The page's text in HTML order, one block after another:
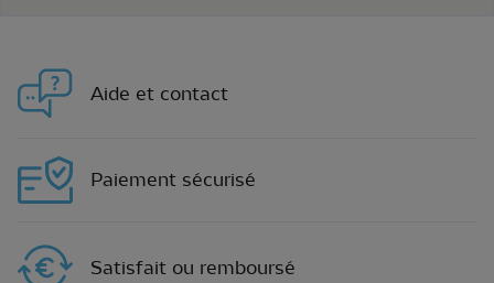
Aide et contact
Paiement sécurisé
Satisfait ou remboursé